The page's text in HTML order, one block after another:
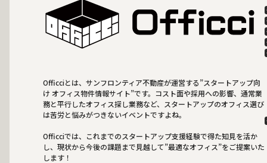
Officciとは、サンフロンティア不動産が運営する”スタートアップ向
け オフィス物件情報サイト”です。コスト面や採用への影響、通常業
務と平行したオフィス探し業務など、スタートアップのオフィス選び
は苦労と悩みがつきないイベントですよね。
Officciでは、これまでのスタートアップ支援経験で得た知見を活か
し、現状から今後の課題まで見越して”最適なオフィス”をご提案いた
します！